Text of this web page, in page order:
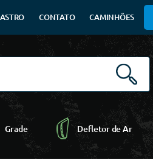
CONTATO CAMINHÕES
Grade Defletor de Ar